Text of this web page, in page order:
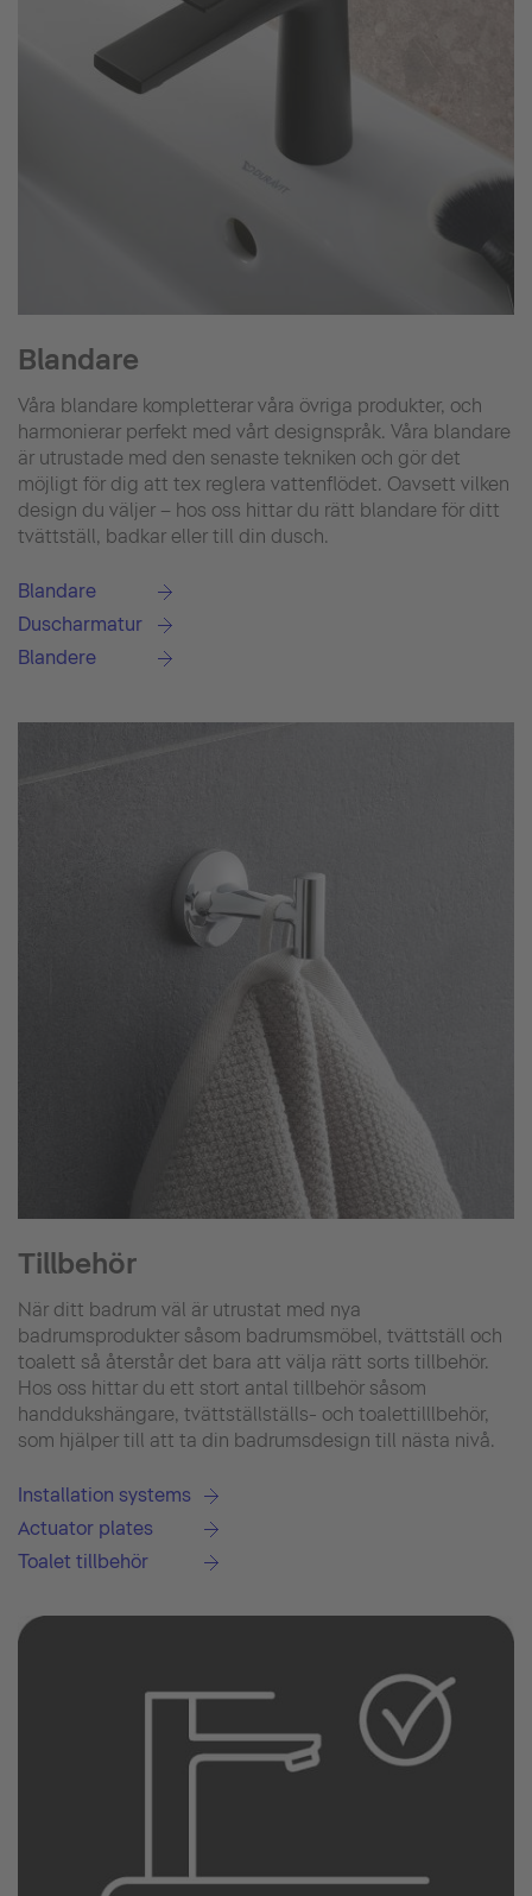
Blandare
Våra blandare kompletterar våra övriga produkter, och
harmonierar perfekt med vårt designspråk. Våra blandare
är utrustade med den senaste tekniken och gör det
möjligt för dig att tex reglera vattenflödet. Oavsett vilken
design du väljer – hos oss hittar du rätt blandare för ditt
tvättställ, badkar eller till din dusch.
Blandare
Duscharmatur
Blandere
Tillbehör
När ditt badrum väl är utrustat med nya
badrumsprodukter såsom badrumsmöbel, tvättställ och
toalett så återstår det bara att välja rätt sorts tillbehör.
Hos oss hittar du ett stort antal tillbehör såsom
handdukshängare, tvättställställs- och toalettilllbehör,
som hjälper till att ta din badrumsdesign till nästa nivå.
Installation systems
Actuator plates
Toalet tillbehör